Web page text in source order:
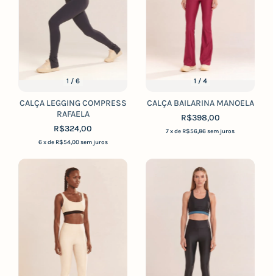
1 / 6
CALÇA LEGGING COMPRESS
RAFAELA
R$324,00
6 x de R$54,00 sem juros
1 / 4
CALÇA BAILARINA MANOELA
R$398,00
7x de R$56,86sem juros